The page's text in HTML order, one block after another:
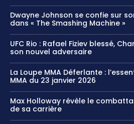
Dwayne Johnson se confie sur
dans « The Smashing Machine »
UFC Rio : Rafael Fiziev blessé,
son nouvel adversaire
La Loupe MMA Déferlante :
MMA du 23 janvier 2026
Max Holloway révèle le
de sa carrière